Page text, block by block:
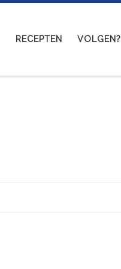
RECEPTEN VOLGEN?